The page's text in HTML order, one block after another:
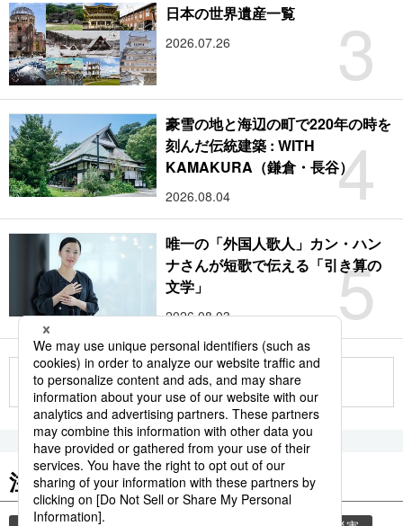
3
日本の世界遺産一覧
2026.07.26
4
豪雪の地と海辺の町で220年の時を
刻んだ伝統建築 : WITH
KAMAKURA（鎌倉・長谷）
2026.08.04
5
唯一の「外国人歌人」カン・ハン
ナさんが短歌で伝える「引き算の
文学」
2026.08.03
もっと見る
注目のキーワード